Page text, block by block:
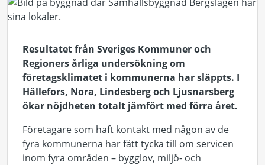
Resultatet från Sveriges Kommuner och
Regioners årliga undersökning om
företagsklimatet i kommunerna har släppts. I
Hällefors, Nora, Lindesberg och Ljusnarsberg
ökar nöjdheten totalt jämfört med förra året.
Företagare som haft kontakt med någon av de
fyra kommunerna har fått tycka till om servicen
inom fyra områden – bygglov, miljö- och